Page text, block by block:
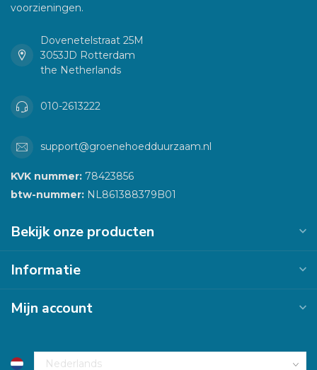
voorzieningen.
Dovenetelstraat 25M
3053JD Rotterdam
the Netherlands
010-2613222
support@groenehoedduurzaam.nl
KVK nummer: 78423856
btw-nummer: NL861388379B01
Bekijk onze producten
Informatie
Mijn account